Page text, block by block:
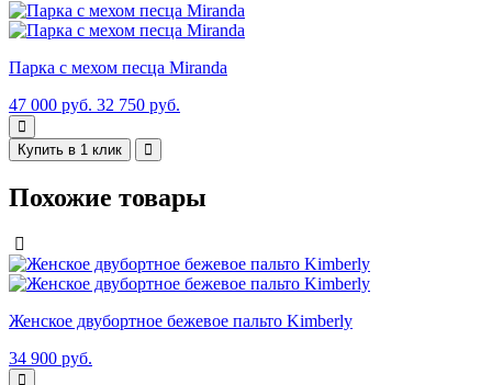
Парка с мехом песца Miranda
47 000 руб. 32 750 руб.
Купить в 1 клик
Похожие товары
Женское двубортное бежевое пальто Kimberly
34 900 руб.